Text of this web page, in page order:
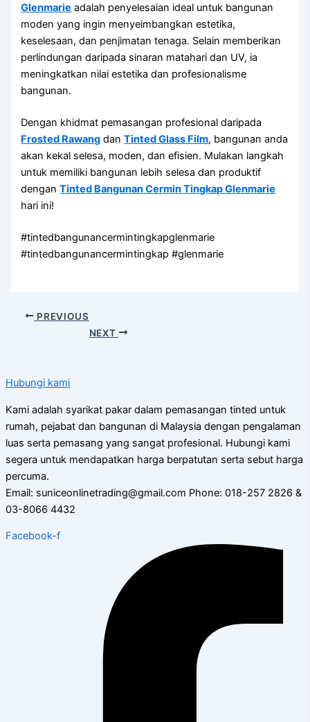
Glenmarie adalah penyelesaian ideal untuk bangunan
moden yang ingin menyeimbangkan estetika,
keselesaan, dan penjimatan tenaga. Selain memberikan
perlindungan daripada sinaran matahari dan UV, ia
meningkatkan nilai estetika dan profesionalisme
bangunan.
Dengan khidmat pemasangan profesional daripada
Frosted Rawang danTinted Glass Film, bangunan anda
akan kekal selesa, moden, dan efisien. Mulakan langkah
untuk memiliki bangunan lebih selesa dan produktif
denganTinted Bangunan Cermin Tingkap Glenmarie
hari ini!
#tintedbangunancermintingkapglenmarie
#tintedbangunancermintingkap #glenmarie
PREVIOUS
NEXT
Hubungi kami
Kami adalah syarikat pakar dalam pemasangan tinted untuk
rumah, pejabat dan bangunan di Malaysia dengan pengalaman
luas serta pemasang yang sangat profesional. Hubungi kami
segera untuk mendapatkan harga berpatutan serta sebut harga
percuma.
Email: suniceonlinetrading@gmail.com Phone: 018-257 2826 &
03-8066 4432
Facebook-f